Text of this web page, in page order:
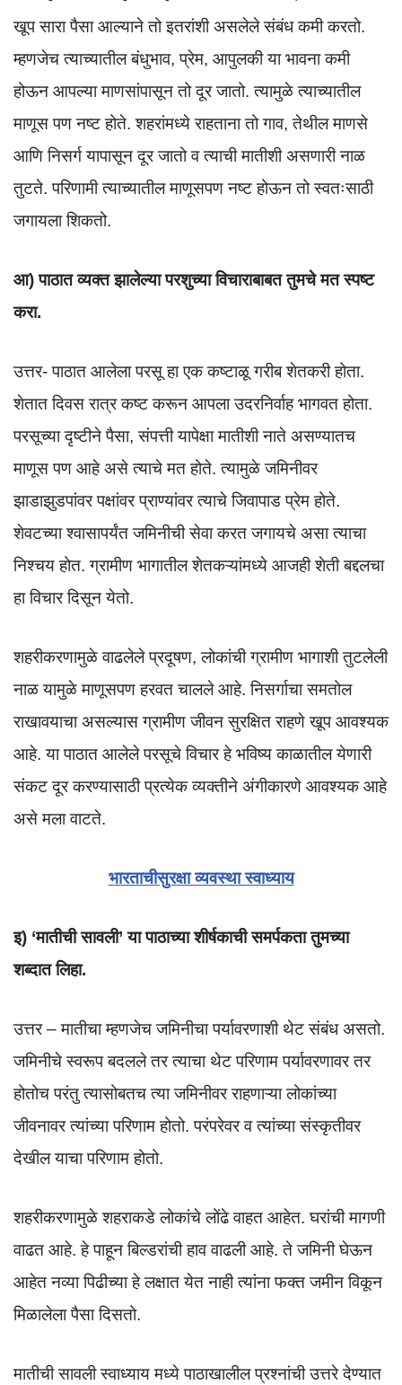
खूप सारा पैसा आल्याने तो इतरांशी असलेले संबंध कमी करतो.
म्हणजेच त्याच्यातील बंधुभाव, प्रेम, आपुलकी या भावना कमी
होऊन आपल्या माणसांपासून तो दूर जातो. त्यामुळे त्याच्यातील
माणूस पण नष्ट होते. शहरांमध्ये राहताना तो गाव, तेथील माणसे
आणि निसर्ग यापासून दूर जातो व त्याची मातीशी असणारी नाळ
तुटते. परिणामी त्याच्यातील माणूसपण नष्ट होऊन तो स्वतःसाठी
जगायला शिकतो.
आ) पाठात व्यक्त झालेल्या परशुच्या विचाराबाबत तुमचे मत स्पष्ट
करा.
उत्तर- पाठात आलेला परसू हा एक कष्टाळू गरीब शेतकरी होता.
शेतात दिवस रात्र कष्ट करून आपला उदरनिर्वाह भागवत होता.
परसूच्या दृष्टीने पैसा, संपत्ती यापेक्षा मातीशी नाते असण्यातच
माणूस पण आहे असे त्याचे मत होते. त्यामुळे जमिनीवर
झाडाझुडपांवर पक्षांवर प्राण्यांवर त्याचे जिवापाड प्रेम होते.
शेवटच्या श्वासापर्यंत जमिनीची सेवा करत जगायचे असा त्याचा
निश्चय होत. ग्रामीण भागातील शेतकऱ्यांमध्ये आजही शेती बद्दलचा
हा विचार दिसून येतो.
शहरीकरणामुळे वाढलेले प्रदूषण, लोकांची ग्रामीण भागाशी तुटलेली
नाळ यामुळे माणूसपण हरवत चालले आहे. निसर्गाचा समतोल
राखावयाचा असल्यास ग्रामीण जीवन सुरक्षित राहणे खूप आवश्यक
आहे. या पाठात आलेले परसूचे विचार हे भविष्य काळातील येणारी
संकट दूर करण्यासाठी प्रत्येक व्यक्तीने अंगीकारणे आवश्यक आहे
असे मला वाटते.
भारताचीसुरक्षा व्यवस्था स्वाध्याय
इ) ‘मातीची सावली’ या पाठाच्या शीर्षकाची समर्पकता तुमच्या
शब्दात लिहा.
उत्तर – मातीचा म्हणजेच जमिनीचा पर्यावरणाशी थेट संबंध असतो.
जमिनीचे स्वरूप बदलले तर त्याचा थेट परिणाम पर्यावरणावर तर
होतोच परंतु त्यासोबतच त्या जमिनीवर राहणाऱ्या लोकांच्या
जीवनावर त्यांच्या परिणाम होतो. परंपरेवर व त्यांच्या संस्कृतीवर
देखील याचा परिणाम होतो.
शहरीकरणामुळे शहराकडे लोकांचे लोंढे वाहत आहेत. घरांची मागणी
वाढत आहे. हे पाहून बिल्डरांची हाव वाढली आहे. ते जमिनी घेऊन
आहेत नव्या पिढीच्या हे लक्षात येत नाही त्यांना फक्त जमीन विकून
मिळालेला पैसा दिसतो.
मातीची सावली स्वाध्याय मध्ये पाठाखालील प्रश्नांची उत्तरे देण्यात